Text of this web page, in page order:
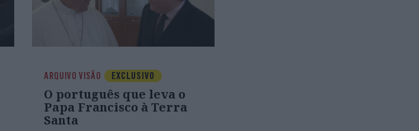
ARQUIVO VISÃO EXCLUSIVO
O português que leva o
Papa Francisco à Terra
Santa